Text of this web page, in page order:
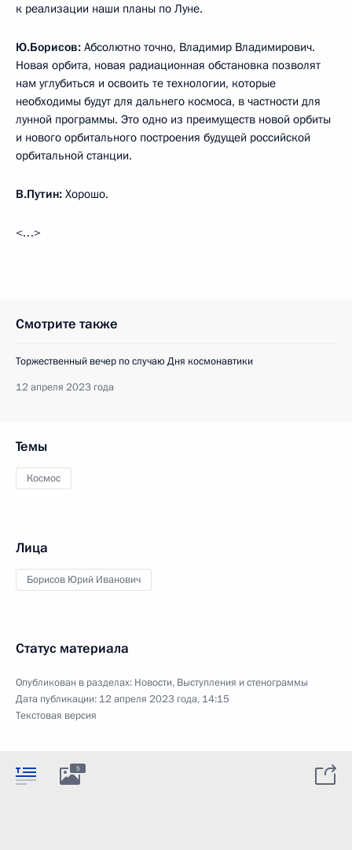
к реализации наши планы по Луне.
Ю.Борисов: Абсолютно точно, Владимир Владимирович.
Новая орбита, новая радиационная обстановка позволят
нам углубиться и освоить те технологии, которые
необходимы будут для дальнего космоса, в частности для
лунной программы. Это одно из преимуществ новой орбиты
и нового орбитального построения будущей российской
орбитальной станции.
В.Путин: Хорошо.
<…>
Смотрите также
Торжественный вечер по случаю Дня космонавтики
12 апреля 2023 года
Темы
Космос
Лица
Борисов Юрий Иванович
Статус материала
Опубликован в разделах: Новости, Выступления и стенограммы
Дата публикации: 12 апреля 2023 года, 14:15
Текстовая версия
5